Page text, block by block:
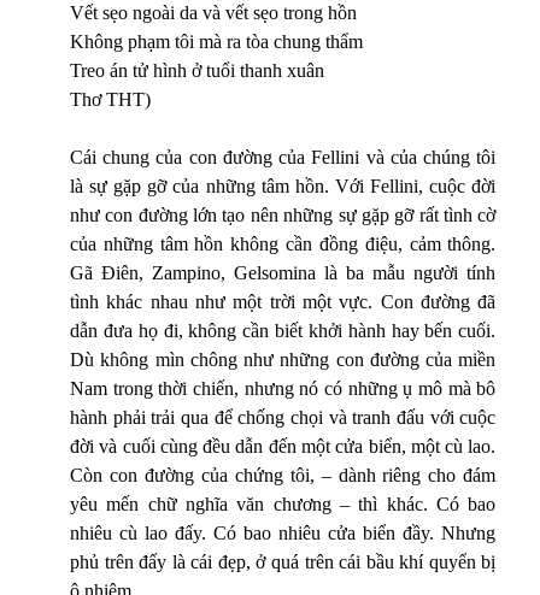
Vết sẹo ngoài da và vết sẹo trong hồn
Không phạm tôi mà ra tòa chung thẩm
Treo án tử hình ở tuổi thanh xuân
Thơ THT)
Cái chung của con đường của Fellini và của chúng tôi
là sự gặp gỡ của những tâm hồn. Với Fellini, cuộc đời
như con đường lớn tạo nên những sự gặp gỡ rất tình cờ
của những tâm hồn không cần đồng điệu, cảm thông.
Gã Điên, Zampino, Gelsomina là ba mẫu người tính
tình khác nhau như một trời một vực. Con đường đã
dẫn đưa họ đi, không cần biết khởi hành hay bến cuối.
Dù không mìn chông như những con đường của miền
Nam trong thời chiến, nhưng nó có những ụ mô mà bô
hành phải trải qua để chống chọi và tranh đấu với cuộc
đời và cuối cùng đều dẫn đến một cửa biển, một cù lao.
Còn con đường của chứng tôi, – dành riêng cho đám
yêu mến chữ nghĩa văn chương – thì khác. Có bao
nhiêu cù lao đấy. Có bao nhiêu cửa biển đầy. Nhưng
phủ trên đấy là cái đẹp, ở quá trên cái bầu khí quyển bị